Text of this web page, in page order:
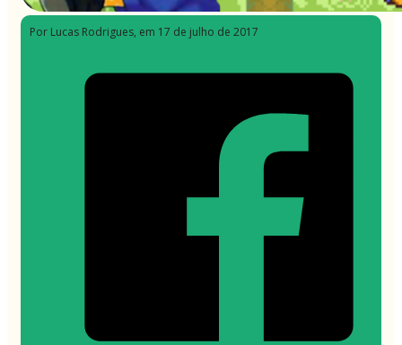
Por Lucas Rodrigues, em 17 de julho de 2017